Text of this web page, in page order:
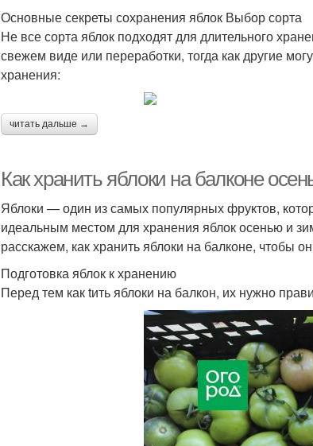
Основные секреты сохранения яблок Выбор сорта
Не все сорта яблок подходят для длительного
свежем виде или переработки, тогда как другие
хранения:
читать дальше →
Как хранить яблоки на балконе
Яблоки — один из самых популярных фруктов,
идеальным местом для хранения яблок осенью и
расскажем, как хранить яблоки на балконе, чтобы
Подготовка яблок к хранению
Перед тем как tить яблоки на балкон, их нужно